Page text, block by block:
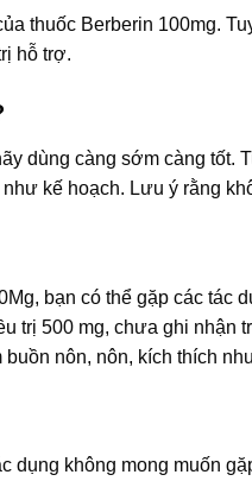
thuốc Berberin 100mg.
hỗ trợ.
dùng càng sớm càng
kế hoạch. Lưu ý rằng
bạn có thể gặp các tác
trị 500 mg, chưa ghi
nôn, nôn, kích thích
dụng không mong muốn